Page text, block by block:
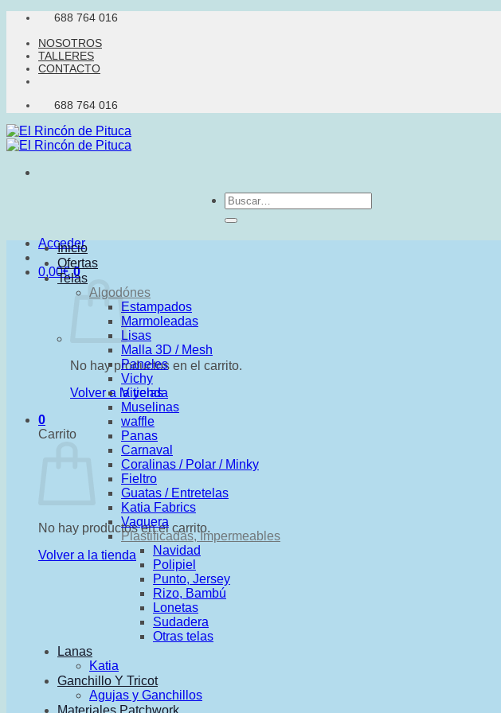
Saltar
contenido
688 764 016
NOSOTROS
TALLERES
CONTACTO
688 764 016
Buscar
por:
Acceder
0,00€ 0
No hay productos en el carrito.
Volver a la tienda
0
Carrito
No hay productos en el carrito.
Volver a la tienda
Inicio
Ofertas
Telas
Algodónes
Estampados
Marmoleadas
Lisas
Malla 3D / Mesh
Paneles
Vichy
Viyelas
Muselinas
waffle
Panas
Carnaval
Coralinas / Polar / Minky
Fieltro
Guatas / Entretelas
Katia Fabrics
Vaquera
Plastificadas, Impermeables
Navidad
Polipiel
Punto, Jersey
Rizo, Bambú
Lonetas
Sudadera
Otras telas
Lanas
Katia
Ganchillo Y Tricot
Agujas y Ganchillos
Materiales Patchwork